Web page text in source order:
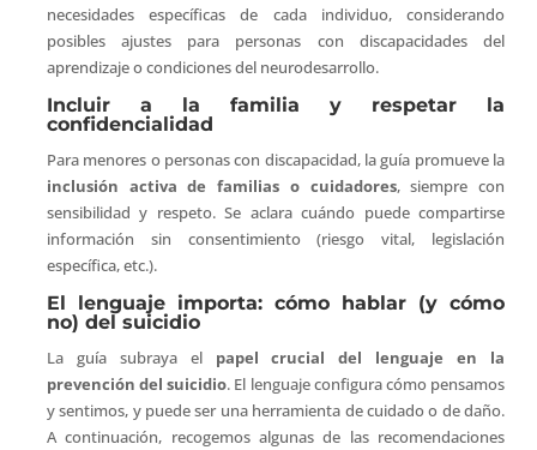
necesidades específicas de cada individuo, considerando
posibles ajustes para personas con discapacidades del
aprendizaje o condiciones del neurodesarrollo.
Incluir a la familia y respetar la
confidencialidad
Para menores o personas con discapacidad, la guía promueve la
inclusión activa de familias o cuidadores, siempre con
sensibilidad y respeto. Se aclara cuándo puede compartirse
información sin consentimiento (riesgo vital, legislación
específica, etc.).
El lenguaje importa: cómo hablar (y cómo
no) del suicidio
La guía subraya el papel crucial del lenguaje en la
prevención del suicidio. El lenguaje configura cómo pensamos
y sentimos, y puede ser una herramienta de cuidado o de daño.
A continuación, recogemos algunas de las recomendaciones